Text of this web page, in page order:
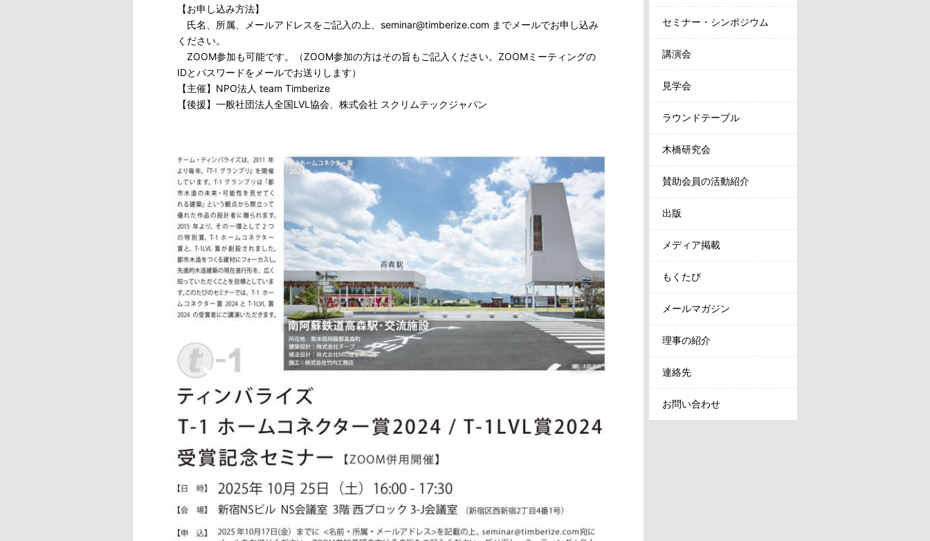
セミナー・シンポジウム
講演会
見学会
ラウンドテーブル
木橋研究会
賛助会員の活動紹介
出版
メディア掲載
もくたび
メールマガジン
理事の紹介
連絡先
お問い合わせ
【お申し込み方法】
氏名、所属、メールアドレスをご記入の上、seminar@timberize.com までメールでお申し込み
ください。
ZOOM参加も可能です。（ZOOM参加の方はその旨もご記入ください。ZOOMミーティングの
IDとパスワードをメールでお送りします）
【主催】NPO法人 team Timberize
【後援】一般社団法人全国LVL協会、株式会社 スクリムテックジャパン